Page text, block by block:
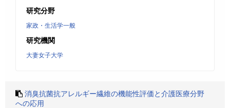
研究分野
家政・生活学一般
研究機関
大妻女子大学
消臭抗菌抗アレルギー繊維の機能性評価と介護医療分野
への応用